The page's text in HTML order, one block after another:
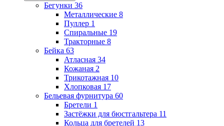
Бегунки 36
Металлические 8
Пуллер 1
Спиральные 19
Тракторные 8
Бейка 63
Атласная 34
Кожаная 2
Трикотажная 10
Хлопковая 17
Бельевая фурнитура 60
Бретели 1
Застёжки для бюстгальтера 11
Кольца для бретелей 13